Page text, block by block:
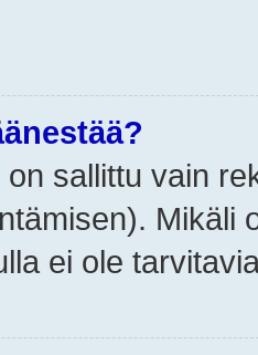
sallittu vain
Mikäli
ei ole